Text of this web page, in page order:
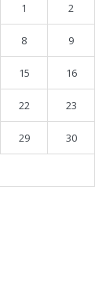
1 2
8 9
15 16
22 23
29 30